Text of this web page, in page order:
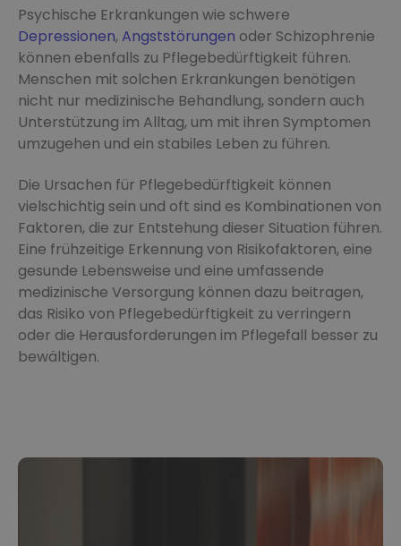
Psychische Erkrankungen wie schwere
Depressionen, Angststörungen oder Schizophrenie
können ebenfalls zu Pflegebedürftigkeit führen.
Menschen mit solchen Erkrankungen benötigen
nicht nur medizinische Behandlung, sondern auch
Unterstützung im Alltag, um mit ihren Symptomen
umzugehen und ein stabiles Leben zu führen.
Die Ursachen für Pflegebedürftigkeit können
vielschichtig sein und oft sind es Kombinationen von
Faktoren, die zur Entstehung dieser Situation führen.
Eine frühzeitige Erkennung von Risikofaktoren, eine
gesunde Lebensweise und eine umfassende
medizinische Versorgung können dazu beitragen,
das Risiko von Pflegebedürftigkeit zu verringern
oder die Herausforderungen im Pflegefall besser zu
bewältigen.